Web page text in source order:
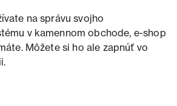
na správu svojho
v kamennom obchode, e-shop
Môžete si ho ale zapnúť vo